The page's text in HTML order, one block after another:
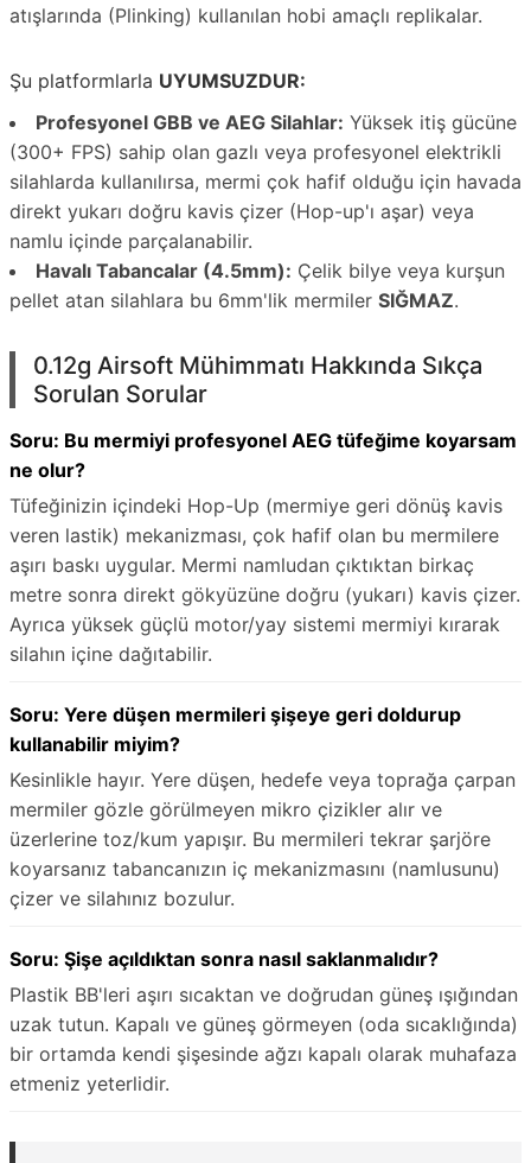
atışlarında (Plinking) kullanılan hobi amaçlı replikalar.
Şu platformlarla UYUMSUZDUR:
Profesyonel GBB ve AEG Silahlar: Yüksek itiş gücüne
(300+ FPS) sahip olan gazlı veya profesyonel elektrikli
silahlarda kullanılırsa, mermi çok hafif olduğu için havada
direkt yukarı doğru kavis çizer (Hop-up'ı aşar) veya
namlu içinde parçalanabilir.
Havalı Tabancalar (4.5mm): Çelik bilye veya kurşun
pellet atan silahlara bu 6mm'lik mermiler SIĞMAZ.
0.12g Airsoft Mühimmatı Hakkında Sıkça
Sorulan Sorular
Soru: Bu mermiyi profesyonel AEG tüfeğime koyarsam
ne olur?
Tüfeğinizin içindeki Hop-Up (mermiye geri dönüş kavis
veren lastik) mekanizması, çok hafif olan bu mermilere
aşırı baskı uygular. Mermi namludan çıktıktan birkaç
metre sonra direkt gökyüzüne doğru (yukarı) kavis çizer.
Ayrıca yüksek güçlü motor/yay sistemi mermiyi kırarak
silahın içine dağıtabilir.
Soru: Yere düşen mermileri şişeye geri doldurup
kullanabilir miyim?
Kesinlikle hayır. Yere düşen, hedefe veya toprağa çarpan
mermiler gözle görülmeyen mikro çizikler alır ve
üzerlerine toz/kum yapışır. Bu mermileri tekrar şarjöre
koyarsanız tabancanızın iç mekanizmasını (namlusunu)
çizer ve silahınız bozulur.
Soru: Şişe açıldıktan sonra nasıl saklanmalıdır?
Plastik BB'leri aşırı sıcaktan ve doğrudan güneş ışığından
uzak tutun. Kapalı ve güneş görmeyen (oda sıcaklığında)
bir ortamda kendi şişesinde ağzı kapalı olarak muhafaza
etmeniz yeterlidir.